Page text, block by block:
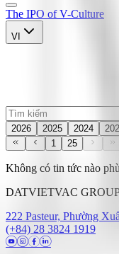
The IPO of V-Culture
VI
2026 2025 2024
1
25
Không có tin tức nào
DATVIETVAC
222 Pasteur, Phường
(+84) 28 3824 1919